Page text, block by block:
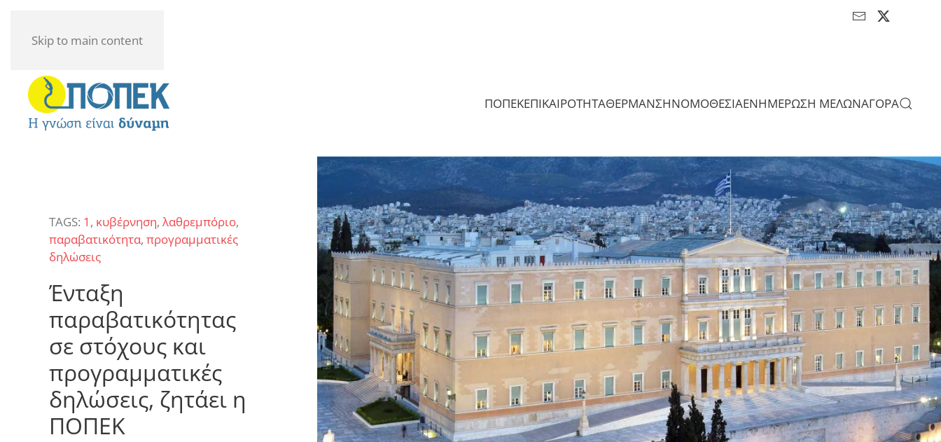
Skip to main content
ΠΟΠΕΚΕΠΙΚΑΙΡΟΤΗΤΑΘΕΡΜΑΝΣΗΝΟΜΟΘΕΣΙΑΕΝΗΜΕΡΩΣΗ ΜΕΛΩΝΑΓΟΡΑ
TAGS: 1 , κυβέρνηση, λαθρεμπόριο,
παραβατικότητα, προγραμματικές
δηλώσεις
Ένταξη
παραβατικότητας
σε στόχους και
προγραμματικές
δηλώσεις, ζητάει η
ΠΟΠΕΚ